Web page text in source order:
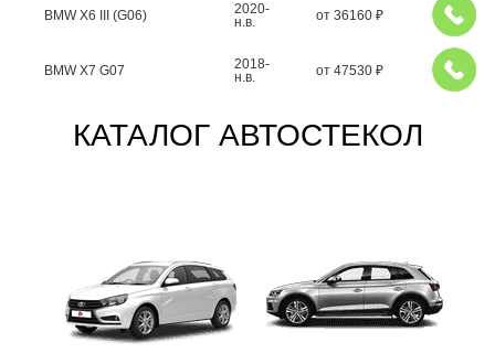
BMW X6 III (G06)
2020-
н.в.
от 36160 ₽
BMW X7 G07
2018-
н.в.
от 47530 ₽
КАТАЛОГ АВТОСТЕКОЛ